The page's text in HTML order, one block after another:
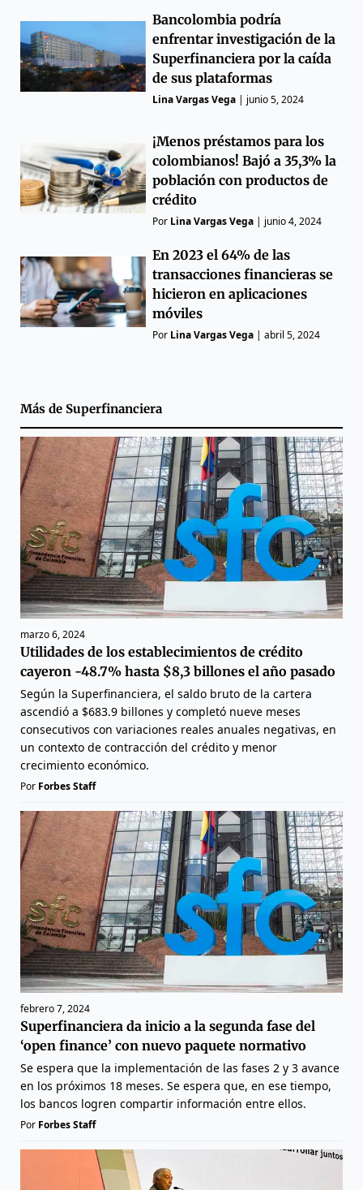
Bancolombia podría
enfrentar investigación de la
Superfinanciera por la caída
de sus plataformas
Lina Vargas Vega | junio 5, 2024
¡Menos préstamos para los
colombianos! Bajó a 35,3% la
población con productos de
crédito
Por Lina Vargas Vega | junio 4, 2024
En 2023 el 64% de las
transacciones financieras se
hicieron en aplicaciones
móviles
Por Lina Vargas Vega |abril 5, 2024
Más de Superfinanciera
marzo 6, 2024
Utilidades de los establecimientos de crédito
cayeron -48.7% hasta $8,3 billones el año pasado
Según la Superfinanciera, el saldo bruto de la cartera
ascendió a $683.9 billones y completó nueve meses
consecutivos con variaciones reales anuales negativas, en
un contexto de contracción del crédito y menor
crecimiento económico.
Por Forbes Staff
febrero 7, 2024
Superfinanciera da inicio a la segunda fase del
‘open finance’ con nuevo paquete normativo
Se espera que la implementación de las fases 2 y 3 avance
en los próximos 18 meses. Se espera que, en ese tiempo,
los bancos logren compartir información entre ellos.
Por Forbes Staff